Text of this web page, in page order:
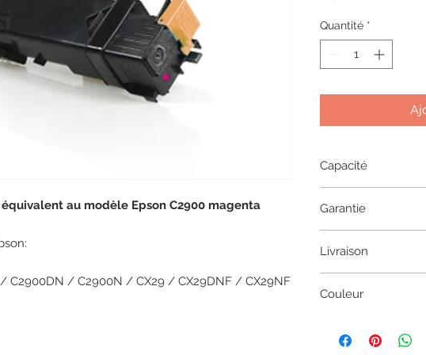
au modèle Epson C2900 magenta
C2900DN / C2900N / CX29 / CX29DNF / CX29NF
Quantité *
Capacité
Garantie
Livraison
Couleur